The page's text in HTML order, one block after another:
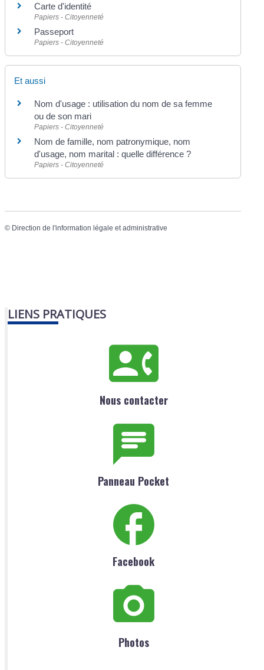
Carte d'identité
Papiers - Citoyenneté
Passeport
Papiers - Citoyenneté
Et aussi
Nom d'usage : utilisation du nom de sa femme
ou de son mari
Papiers - Citoyenneté
Nom de famille, nom patronymique, nom
d'usage, nom marital : quelle différence ?
Papiers - Citoyenneté
© Direction de l'information légale et administrative
LIENS PRATIQUES
Nous contacter
Panneau Pocket
Facebook
Photos